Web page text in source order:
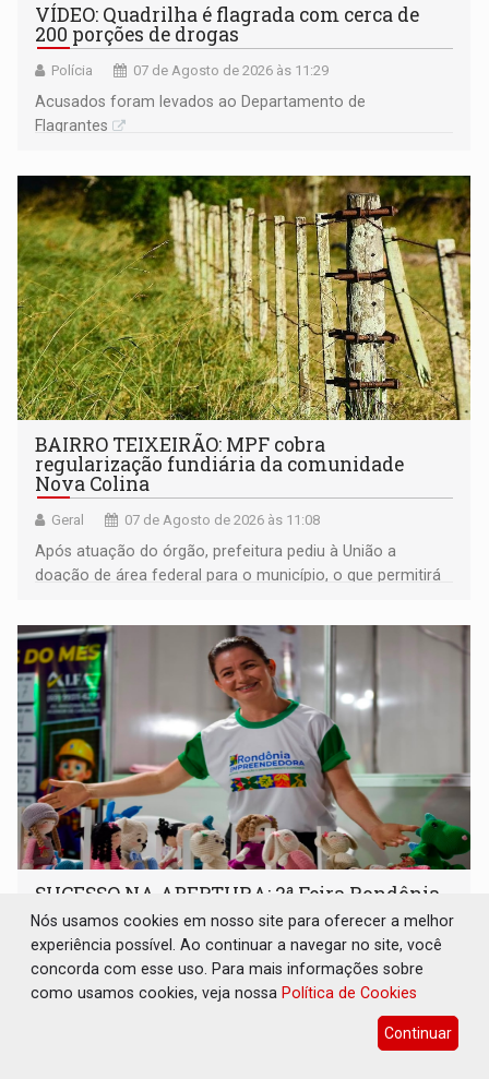
VÍDEO: Quadrilha é flagrada com cerca de
200 porções de drogas
Polícia 07 de Agosto de 2026 às 11:29
Acusados foram levados ao Departamento de
Flagrantes
BAIRRO TEIXEIRÃO: MPF cobra
regularização fundiária da comunidade
Nova Colina
Geral 07 de Agosto de 2026 às 11:08
Após atuação do órgão, prefeitura pediu à União a
doação de área federal para o município, o que permitirá
SUCESSO NA ABERTURA: 2ª Feira Rondônia
Empreendedora segue no Espaço
Alternativo com entrada gratuita até
domingo
Comunidade 07 de Agosto de 2026 às 10:40
Programação reúne em um só lugar o melhor da
Nós usamos cookies em nosso site para oferecer a melhor
experiência possível. Ao continuar a navegar no site, você
concorda com esse uso. Para mais informações sobre
como usamos cookies, veja nossa Política de Cookies
Continuar